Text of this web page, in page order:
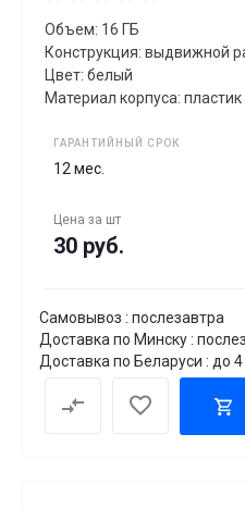
Объем: 16 ГБ
Конструкция: выдвижной
Цвет: белый
Материал корпуса: пластик
ГАРАНТИЙНЫЙ СРОК
12 мес.
Цена за шт
30 руб.
Самовывоз : послезавтра
Доставка по Минску :
Доставка по Беларуси : до